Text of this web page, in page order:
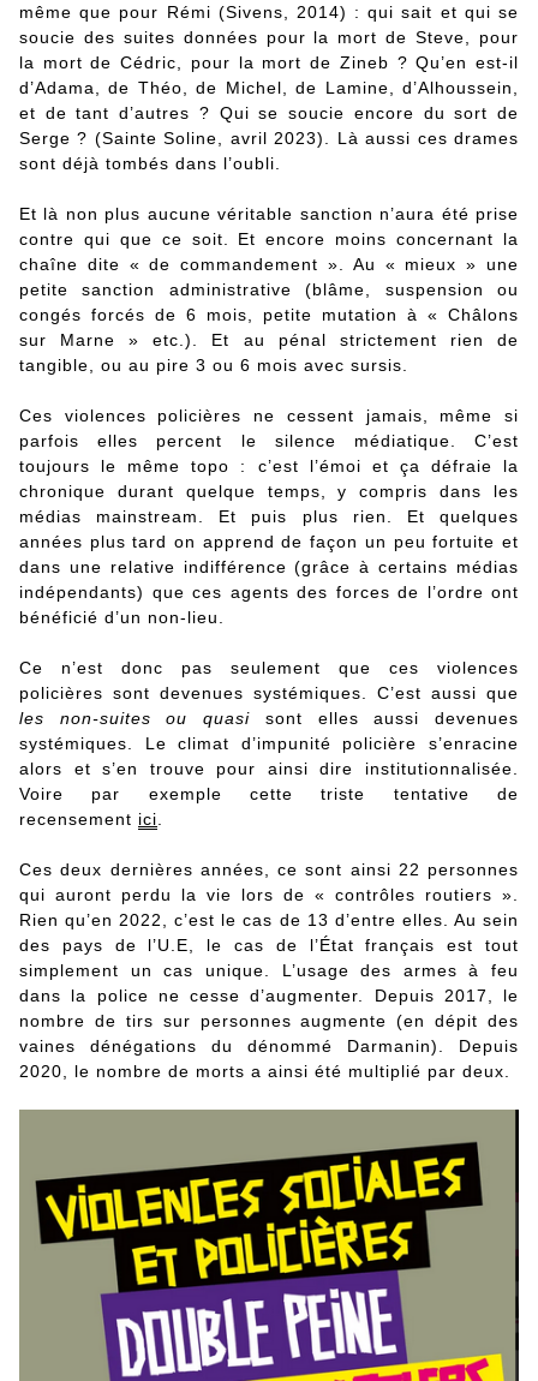
même que pour Rémi (Sivens, 2014) : qui sait et qui se
soucie des suites données pour la mort de Steve, pour
la mort de Cédric, pour la mort de Zineb ? Qu’en est-il
d’Adama, de Théo, de Michel, de Lamine, d’Alhoussein,
et de tant d’autres ? Qui se soucie encore du sort de
Serge ? (Sainte Soline, avril 2023). Là aussi ces drames
sont déjà tombés dans l’oubli.
Et là non plus aucune véritable sanction n’aura été prise
contre qui que ce soit. Et encore moins concernant la
chaîne dite « de commandement ». Au « mieux » une
petite sanction administrative (blâme, suspension ou
congés forcés de 6 mois, petite mutation à « Châlons
sur Marne » etc.). Et au pénal strictement rien de
tangible, ou au pire 3 ou 6 mois avec sursis.
Ces violences policières ne cessent jamais, même si
parfois elles percent le silence médiatique. C’est
toujours le même topo : c’est l’émoi et ça défraie la
chronique durant quelque temps, y compris dans les
médias mainstream. Et puis plus rien. Et quelques
années plus tard on apprend de façon un peu fortuite et
dans une relative indifférence (grâce à certains médias
indépendants) que ces agents des forces de l’ordre ont
bénéficié d’un non-lieu.
Ce n’est donc pas seulement que ces violences
policières sont devenues systémiques. C’est aussi que
les non-suites ou quasi sont elles aussi devenues
systémiques. Le climat d’impunité policière s’enracine
alors et s’en trouve pour ainsi dire institutionnalisée.
Voire par exemple cette triste tentative de
recensement ici
Ces deux dernières années, ce sont ainsi 22 personnes
qui auront perdu la vie lors de « contrôles routiers ».
Rien qu’en 2022, c’est le cas de 13 d’entre elles. Au sein
des pays de l’U.E, le cas de l’État français est tout
simplement un cas unique. L’usage des armes à feu
dans la police ne cesse d’augmenter. Depuis 2017, le
nombre de tirs sur personnes augmente (en dépit des
vaines dénégations du dénommé Darmanin). Depuis
2020, le nombre de morts a ainsi été multiplié par deux.